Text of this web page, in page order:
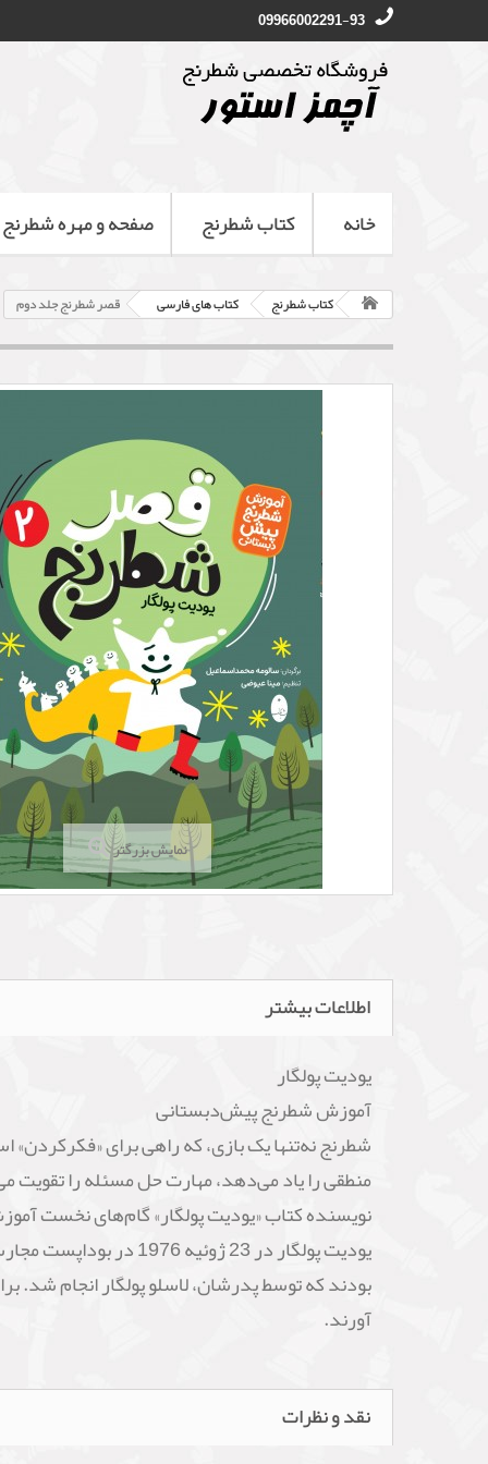
09966002291-93
خانه کتاب شطرنج صفحه و مهره شطرنج
کتاب شطرنج کتاب های فارسی قصر شطرنج جلد دوم
نمایش بزرگتر
اطلاعات بیشتر
یودیت پولگار
آموزش شطرنج پیش‌دبستانی
شطرنج نه‌تنها یک بازی، که راهی برای
منطقی را یاد می‌دهد، مهارت حل مسئله را تقویت
نویسنده کتاب «یودیت پولگار» گام‌های نخست
یودیت پولگار در 23
بودند که توسط پدرشان، لاسلو پولگار انجام
آورند.
نقد و نظرات